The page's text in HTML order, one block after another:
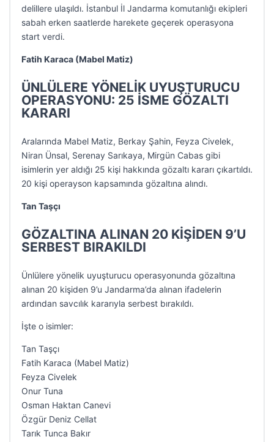
delillere ulaşıldı. İstanbul İl Jandarma komutanlığı ekipleri
sabah erken saatlerde harekete geçerek operasyona
start verdi.
Fatih Karaca (Mabel Matiz)
ÜNLÜLERE YÖNELİK UYUŞTURUCU
OPERASYONU: 25 İSME GÖZALTI
KARARI
Aralarında Mabel Matiz, Berkay Şahin, Feyza Civelek,
Niran Ünsal, Serenay Sarıkaya, Mirgün Cabas gibi
isimlerin yer aldığı 25 kişi hakkında gözaltı kararı çıkartıldı.
20 kişi operayson kapsamında gözaltına alındı.
Tan Taşçı
GÖZALTINA ALINAN 20 KİŞİDEN 9’U
SERBEST BIRAKILDI
Ünlülere yönelik uyuşturucu operasyonunda gözaltına
alınan 20 kişiden 9’u Jandarma’da alınan ifadelerin
ardından savcılık kararıyla serbest bırakıldı.
İşte o isimler:
Tan Taşçı
Fatih Karaca (Mabel Matiz)
Feyza Civelek
Onur Tuna
Osman Haktan Canevi
Özgür Deniz Cellat
Tarık Tunca Bakır